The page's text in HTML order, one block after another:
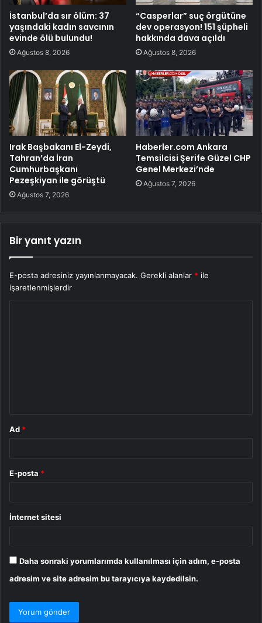
İstanbul’da sır ölüm: 37
yaşındaki kadın savcının
evinde ölü bulundu!
Ağustos 8, 2026
“Casperlar” suç örgütüne
dev operasyon! 151 şüpheli
hakkında dava açıldı
Ağustos 8, 2026
Irak Başbakanı El-Zeydi,
Tahran’da İran
Cumhurbaşkanı
Pezeşkiyan ile görüştü
Ağustos 7, 2026
Haberler.com Ankara
Temsilcisi Şerife Güzel CHP
Genel Merkezi’nde
Ağustos 7, 2026
Bir yanıt yazın
E-posta adresiniz yayınlanmayacak. Gerekli alanlar * ile
işaretlenmişlerdir
Ad *
E-posta *
İnternet sitesi
Daha sonraki yorumlarımda kullanılması için adım, e-posta
adresim ve site adresim bu tarayıcıya kaydedilsin.